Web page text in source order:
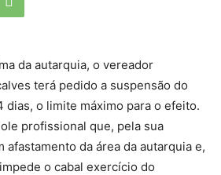
da autarquia, o vereador
terá pedido a suspensão do
dias, o limite máximo para o efeito.
profissional que, pela sua
afastamento da área da autarquia e,
o cabal exercício do